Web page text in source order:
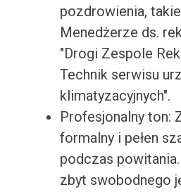
pozdrowienia,
Menedżerze ds.
"Drogi Zespole
Technik serwisu
klimatyzacyjnych".
Profesjonalny ton:
formalny i pełen
podczas
zbyt swobodnego